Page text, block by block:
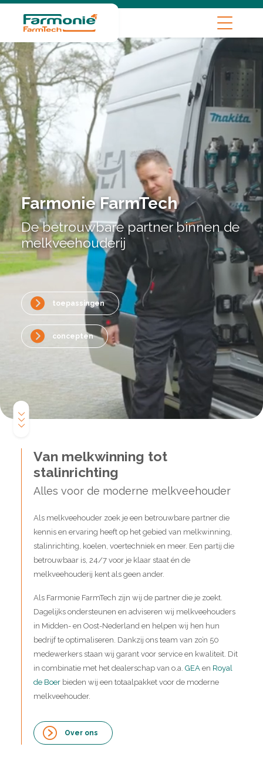
Farmonie FarmTech
De betrouwbare partner binnen de
melkveehouderij
toepassingen
concepten
Van melkwinning tot
stalinrichting
Alles voor de moderne melkveehouder
Als melkveehouder zoek je een betrouwbare partner die
kennis en ervaring heeft op het gebied van melkwinning,
stalinrichting, koelen, voertechniek en meer. Een partij die
betrouwbaar is, 24/7 voor je klaar staat én de
melkveehouderij kent als geen ander.
Als Farmonie FarmTech zijn wij de partner die je zoekt.
Dagelijks ondersteunen en adviseren wij melkveehouders
in Midden- en Oost-Nederland en helpen wij hen hun
bedrijf te optimaliseren. Dankzij ons team van zo’n 50
medewerkers staan wij garant voor service en kwaliteit. Dit
in combinatie met het dealerschap van o.a. GEA en Royal
de Boer bieden wij een totaalpakket voor de moderne
melkveehouder.
Over ons